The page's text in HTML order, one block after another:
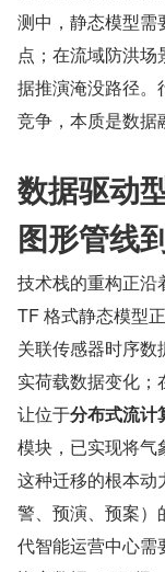
测中，静态模型需
点；在流域防洪
据推演淹没路径。
竞争，本质是数据
数据驱动
图形管线
技术栈的重构正沿
TF 格式静态模型
关联传感器时序
实荷载数据变化
让位于分布式流计
模块，已实现将气
这种迁移的根本动
警、预演、预案）
代智能运营中心需